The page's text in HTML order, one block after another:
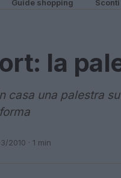
Guide shopping Sconti
la
casa una palestra
2010 · 1 min